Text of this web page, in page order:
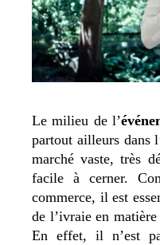
Le milieu de l’
partout ailleurs dans
marché vaste, très
facile à cerner.
commerce, il est
de l’ivraie en
En effet, il n’est